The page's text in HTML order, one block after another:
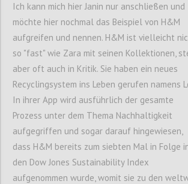
Auch die Souveränität des
Mitglied von Staatsbünden,
Handelsunionen und Abkommen,
Handlungsfähigkeit ein
.
hier auch noch internationale
wie das Erstarken von Regimen,
zwischen Großmächten und
Imperialismus
Staaten kaufen
und Firmen
einen großen
machen
die Zukunft noch
vorhersehbar.
Ich kann mich hier Janin nur anschließen und
möchte hier nochmal das Beispiel von H&M
aufgreifen und nennen. H&M ist vielleicht
so "fast" wie Zara mit seinen Kollektionen,
aber oft auch in Kritik. Sie haben ein neues
Recyclingsystem ins Leben gerufen namens
In ihrer App wird ausführlich der gesamte
Prozess unter dem Thema Nachhaltigkeit
aufgegriffen und sogar darauf hingewiesen,
dass H&M bereits zum siebten Mal in Folge
den Dow Jones Sustainability Index
aufgenommen wurde, womit sie zu den